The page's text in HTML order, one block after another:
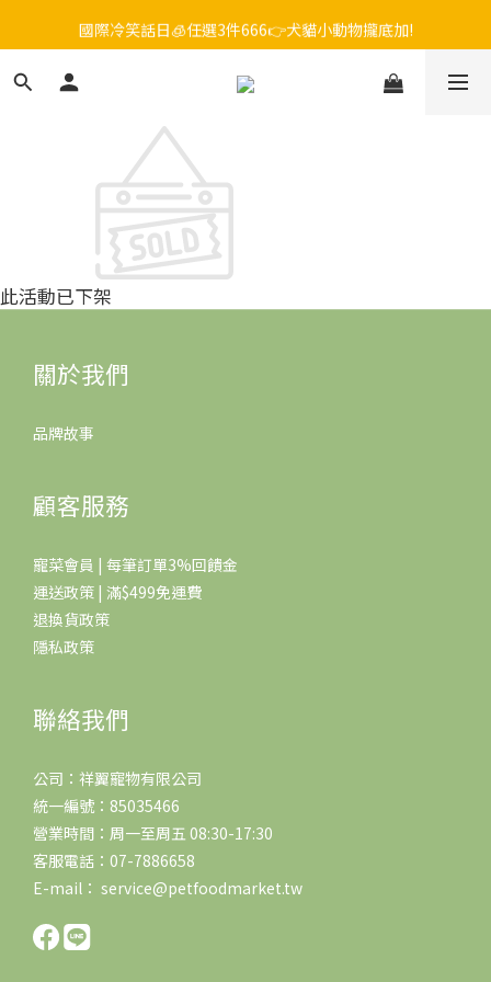
毛孩FUN暑假，飼料最低45折起😻只到9/21
國際冷笑話日🧊任選3件666👉犬貓小動物攏底加!
😎吉老闆 即期飼料出清中💥只要599起
毛孩FUN暑假，飼料最低45折起😻只到9/21
此活動已下架
關於我們
品牌故事
顧客服務
寵菜會員 | 每筆訂單3%回饋金
運送政策 | 滿$499免運費
退換貨政策
隱私政策
聯絡我們
公司：祥翼寵物有限公司
統一編號：85035466
營業時間：周一至周五 08:30-17:30
客服電話：07-7886658
E-mail： service@petfoodmarket.tw